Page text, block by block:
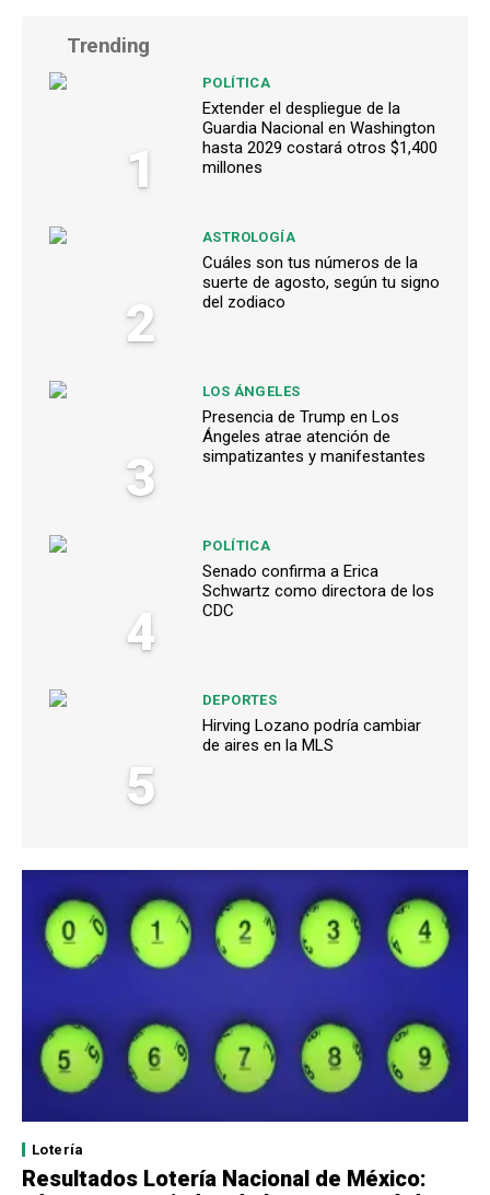
Trending
1
POLÍTICA
Extender el despliegue de la
Guardia Nacional en Washington
hasta 2029 costará otros $1,400
millones
2
ASTROLOGÍA
Cuáles son tus números de la
suerte de agosto, según tu signo
del zodiaco
3
LOS ÁNGELES
Presencia de Trump en Los
Ángeles atrae atención de
simpatizantes y manifestantes
4
POLÍTICA
Senado confirma a Erica
Schwartz como directora de los
CDC
5
DEPORTES
Hirving Lozano podría cambiar
de aires en la MLS
Lotería
Resultados Lotería Nacional de México: